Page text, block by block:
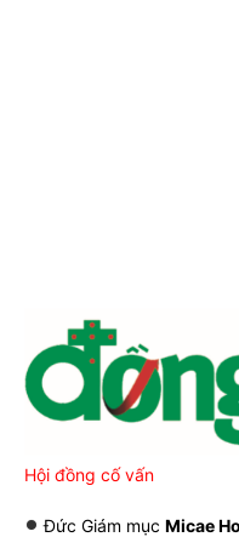
Hội đồng cố vấn
Đức Giám mục Micae